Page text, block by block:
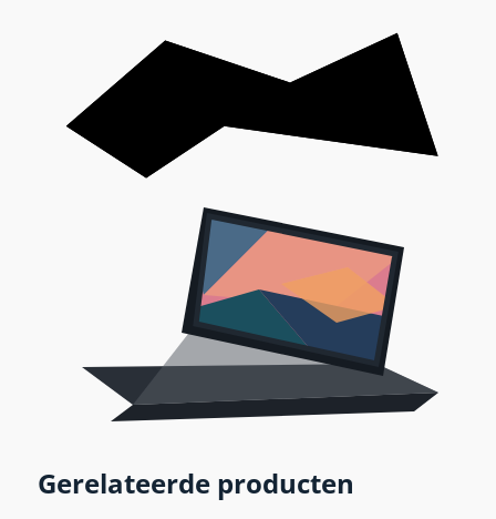
Gerelateerde producten